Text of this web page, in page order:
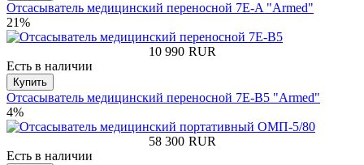
Отсасыватель медицинский переносной 7E-A "Armed"
21%
10 990 RUR
Есть в наличии
Купить
Отсасыватель медицинский переносной 7E-B5 "Armed"
4%
58 300 RUR
Есть в наличии